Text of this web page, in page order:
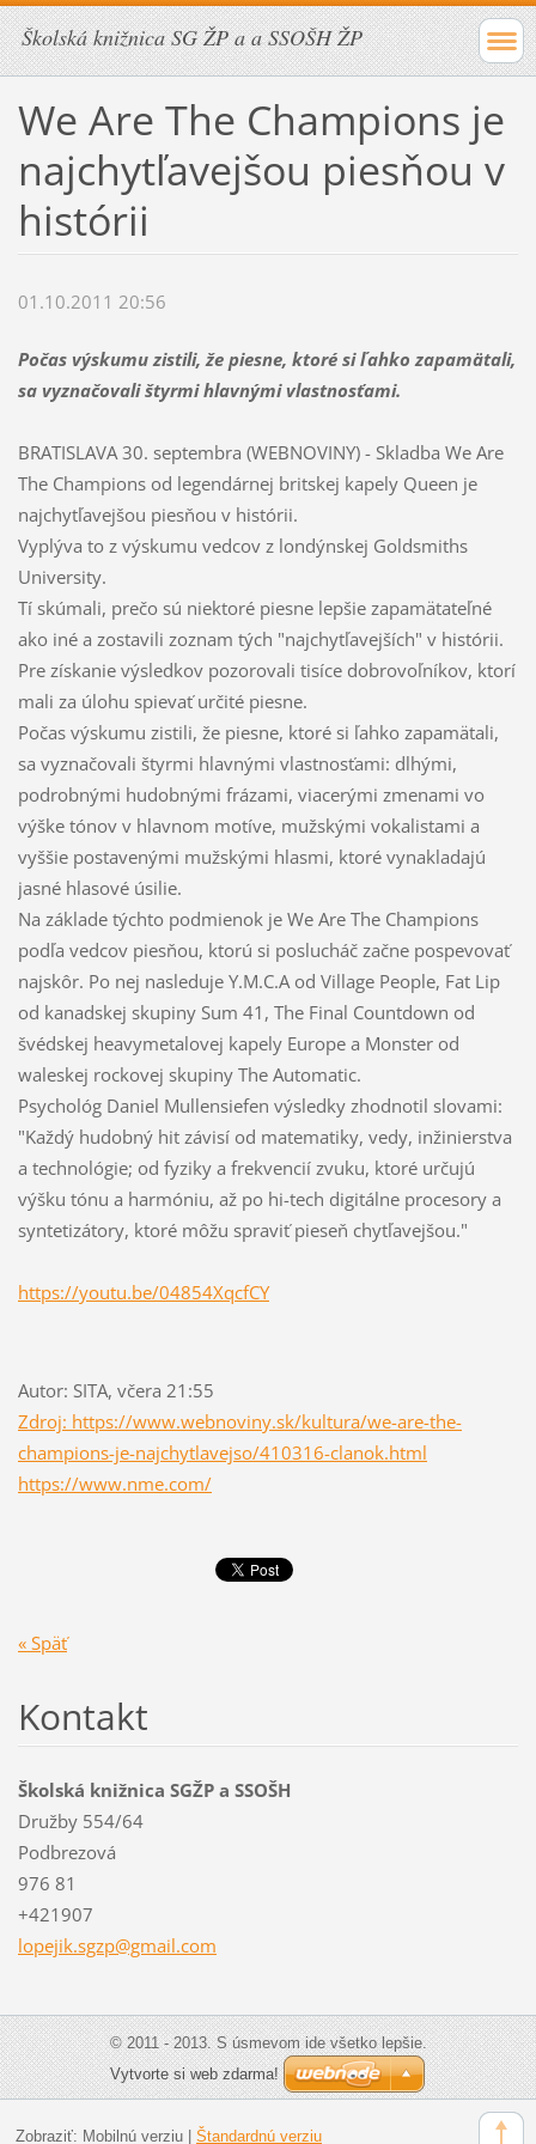
Školská knižnica SG ŽP a a SSOŠH ŽP
We Are The Champions je
najchytľavejšou piesňou v
histórii
01.10.2011 20:56
Počas výskumu zistili, že piesne, ktoré si ľahko zapamätali,
sa vyznačovali štyrmi hlavnými vlastnosťami.
BRATISLAVA 30. septembra (WEBNOVINY) - Skladba We Are
The Champions od legendárnej britskej kapely Queen je
najchytľavejšou piesňou v histórii.
Vyplýva to z výskumu vedcov z londýnskej Goldsmiths
University.
Tí skúmali, prečo sú niektoré piesne lepšie zapamätateľné
ako iné a zostavili zoznam tých "najchytľavejších" v histórii.
Pre získanie výsledkov pozorovali tisíce dobrovoľníkov, ktorí
mali za úlohu spievať určité piesne.
Počas výskumu zistili, že piesne, ktoré si ľahko zapamätali,
sa vyznačovali štyrmi hlavnými vlastnosťami: dlhými,
podrobnými hudobnými frázami, viacerými zmenami vo
výške tónov v hlavnom motíve, mužskými vokalistami a
vyššie postavenými mužskými hlasmi, ktoré vynakladajú
jasné hlasové úsilie.
Na základe týchto podmienok je We Are The Champions
podľa vedcov piesňou, ktorú si poslucháč začne pospevovať
najskôr. Po nej nasleduje Y.M.C.A od Village People, Fat Lip
od kanadskej skupiny Sum 41, The Final Countdown od
švédskej heavymetalovej kapely Europe a Monster od
waleskej rockovej skupiny The Automatic.
Psychológ Daniel Mullensiefen výsledky zhodnotil slovami:
"Každý hudobný hit závisí od matematiky, vedy, inžinierstva
a technológie; od fyziky a frekvencií zvuku, ktoré určujú
výšku tónu a harmóniu, až po hi-tech digitálne procesory a
syntetizátory, ktoré môžu spraviť pieseň chytľavejšou."
https://youtu.be/04854XqcfCY
Autor: SITA, včera 21:55
Zdroj: https://www.webnoviny.sk/kultura/we-are-the-
champions-je-najchytlavejso/410316-clanok.html
https://www.nme.com/
« Späť
Kontakt
Školská knižnica SGŽP a SSOŠH
Družby 554/64
Podbrezová
976 81
+421907
lopejik.sgzp@gmail.com
© 2011 - 2013. S úsmevom ide všetko lepšie.
Vytvorte si web zdarma!
Zobraziť: Mobilnú verziu| Štandardnú verziu